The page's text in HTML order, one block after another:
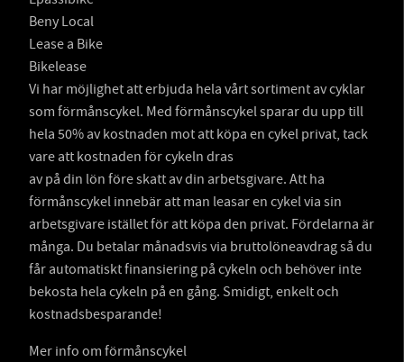
Beny Local
Lease a Bike
Bikelease
Vi har möjlighet att erbjuda hela vårt sortiment av cyklar
som förmånscykel. Med förmånscykel sparar du upp till
hela 50% av kostnaden mot att köpa en cykel privat, tack
vare att kostnaden för cykeln dras
av på din lön före skatt av din arbetsgivare. Att ha
förmånscykel innebär att man leasar en cykel via sin
arbetsgivare istället för att köpa den privat. Fördelarna är
många. Du betalar månadsvis via bruttolöneavdrag så du
får automatiskt finansiering på cykeln och behöver inte
bekosta hela cykeln på en gång. Smidigt, enkelt och
kostnadsbesparande!
Mer info om förmånscykel